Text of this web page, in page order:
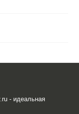
- идеальная